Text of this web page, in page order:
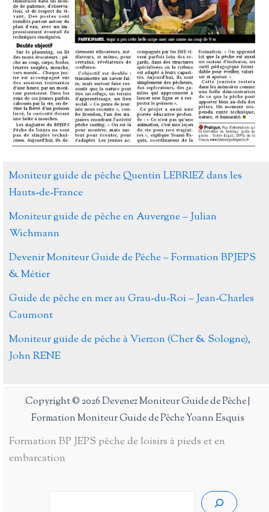
Moniteur guide de pêche Quentin LEBRIEZ dans les
Hauts-de-France
Moniteur guide de pêche en Auvergne – Julian
Wichmann
Devenir Moniteur Guide de Pêche – Formation BPJEPS
& Métier
Guide de pêche en mer au Grau-du-Roi – Jean-Charles
Caumont
Moniteur guide de pêche à Vierzon (Cher & Sologne),
John RENE
Copyright © 2026 Devenez Moniteur Guide de Pêche |
Formation BP JEPS pêche de loisirs à pieds et en